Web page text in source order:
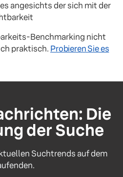
angesichts der sich mit der
Benchmarking nicht
praktisch. Probieren Sie es
Die
der Suche
Suchtrends auf dem